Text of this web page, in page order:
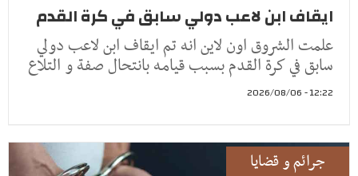
ايقاف ابن لاعب دولي سابق في كرة القدم
علمت الشروق اون لاين انه تم ايقاف ابن لاعب دولي
سابق في كرة القدم بسبب قيامه بانتحال صفة و التلاع
12:22 - 2026/08/06
جرائم و قضايا